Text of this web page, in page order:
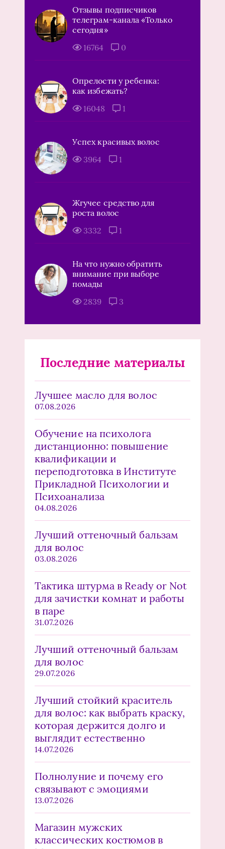
Отзывы подписчиков
телеграм-канала «Только
сегодня»
16764
0
Опрелости у ребенка:
как избежать?
16048
1
Успех красивых волос
3964
1
Жгучее средство для
роста волос
3332
1
На что нужно обратить
внимание при выборе
помады
2839
3
Последние материалы
Лучшее масло для волос
07.08.2026
Обучение на психолога
дистанционно: повышение
квалификации и
переподготовка в Институте
Прикладной Психологии и
Психоанализа
04.08.2026
Лучший оттеночный бальзам
для волос
03.08.2026
Тактика штурма в Ready or Not
для зачистки комнат и работы
в паре
31.07.2026
Лучший оттеночный бальзам
для волос
29.07.2026
Лучший стойкий краситель
для волос: как выбрать краску,
которая держится долго и
выглядит естественно
14.07.2026
Полнолуние и почему его
связывают с эмоциями
13.07.2026
Магазин мужских
классических костюмов в